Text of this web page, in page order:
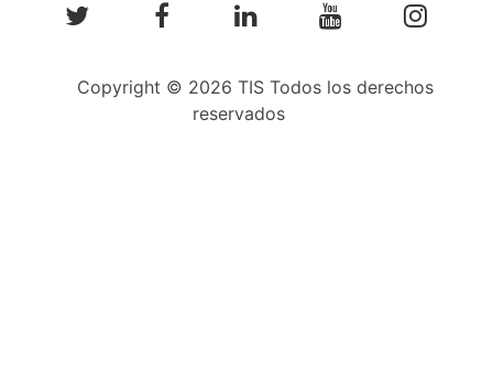
Copyright © 2026 TIS Todos los derechos
reservados